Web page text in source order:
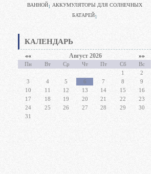
ВАННОЙ1 АККУМУЛЯТОРЫ ДЛЯ СОЛНЕЧНЫХ
БАТАРЕЙ1
КАЛЕНДАРЬ
«« Август 2026 »»
Пн Вт Ср Чт Пт Сб
Вс
1
2
3
4 5 6 7 8
9
10
11 12 13 14 15
16
17
18 19 20 21 22
23
24
25 26 27 28 29
30
31